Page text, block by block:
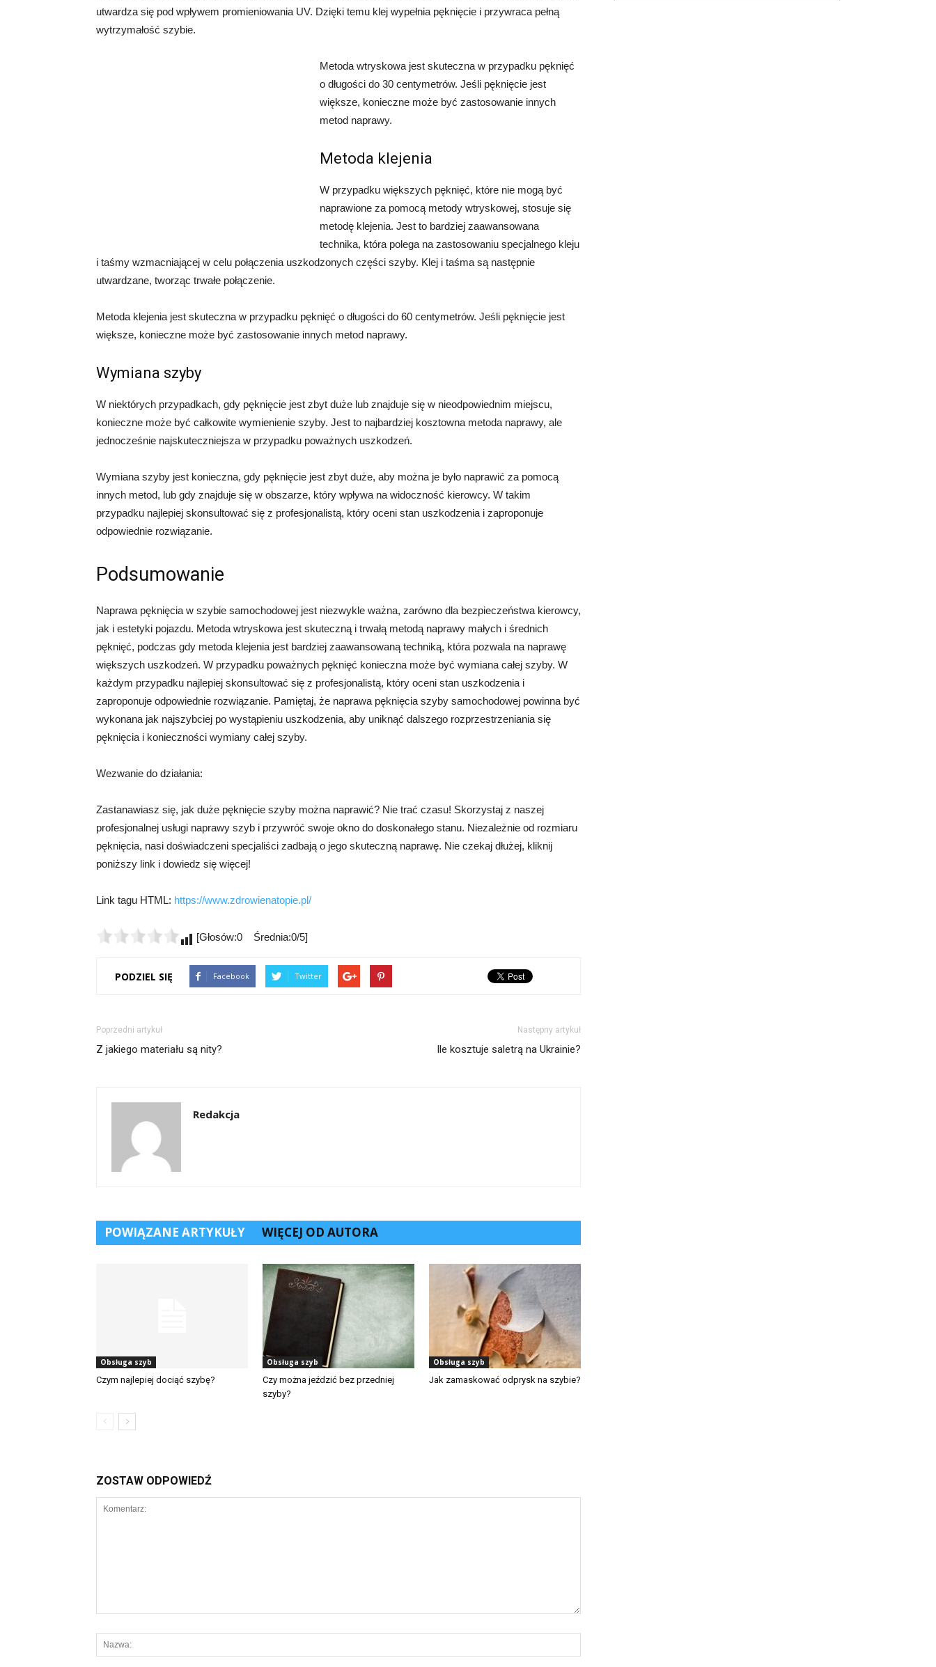
utwardza się pod wpływem promieniowania UV. Dzięki temu klej wypełnia pęknięcie i przywraca pełną
wytrzymałość szybie.
Metoda wtryskowa jest skuteczna w przypadku pęknięć
o długości do 30 centymetrów. Jeśli pęknięcie jest
większe, konieczne może być zastosowanie innych
metod naprawy.
Metoda klejenia
W przypadku większych pęknięć, które nie mogą być
naprawione za pomocą metody wtryskowej, stosuje się
metodę klejenia. Jest to bardziej zaawansowana
technika, która polega na zastosowaniu specjalnego kleju
i taśmy wzmacniającej w celu połączenia uszkodzonych części szyby. Klej i taśma są następnie
utwardzane, tworząc trwałe połączenie.
Metoda klejenia jest skuteczna w przypadku pęknięć o długości do 60 centymetrów. Jeśli pęknięcie jest
większe, konieczne może być zastosowanie innych metod naprawy.
Wymiana szyby
W niektórych przypadkach, gdy pęknięcie jest zbyt duże lub znajduje się w nieodpowiednim miejscu,
konieczne może być całkowite wymienienie szyby. Jest to najbardziej kosztowna metoda naprawy, ale
jednocześnie najskuteczniejsza w przypadku poważnych uszkodzeń.
Wymiana szyby jest konieczna, gdy pęknięcie jest zbyt duże, aby można je było naprawić za pomocą
innych metod, lub gdy znajduje się w obszarze, który wpływa na widoczność kierowcy. W takim
przypadku najlepiej skonsultować się z profesjonalistą, który oceni stan uszkodzenia i zaproponuje
odpowiednie rozwiązanie.
Podsumowanie
Naprawa pęknięcia w szybie samochodowej jest niezwykle ważna, zarówno dla bezpieczeństwa kierowcy,
jak i estetyki pojazdu. Metoda wtryskowa jest skuteczną i trwałą metodą naprawy małych i średnich
pęknięć, podczas gdy metoda klejenia jest bardziej zaawansowaną techniką, która pozwala na naprawę
większych uszkodzeń. W przypadku poważnych pęknięć konieczna może być wymiana całej szyby. W
każdym przypadku najlepiej skonsultować się z profesjonalistą, który oceni stan uszkodzenia i
zaproponuje odpowiednie rozwiązanie. Pamiętaj, że naprawa pęknięcia szyby samochodowej powinna być
wykonana jak najszybciej po wystąpieniu uszkodzenia, aby uniknąć dalszego rozprzestrzeniania się
pęknięcia i konieczności wymiany całej szyby.
Wezwanie do działania:
Zastanawiasz się, jak duże pęknięcie szyby można naprawić? Nie trać czasu! Skorzystaj z naszej
profesjonalnej usługi naprawy szyb i przywróć swoje okno do doskonałego stanu. Niezależnie od rozmiaru
pęknięcia, nasi doświadczeni specjaliści zadbają o jego skuteczną naprawę. Nie czekaj dłużej, kliknij
poniższy link i dowiedz się więcej!
Link tagu HTML: https://www.zdrowienatopie.pl/
[Głosów:0 Średnia:0/5]
PODZIEL SIĘ Facebook Twitter
Poprzedni artykuł
Z jakiego materiału są nity?
Następny artykuł
Ile kosztuje saletrą na Ukrainie?
Redakcja
POWIĄZANE ARTYKUŁY WIĘCEJ OD AUTORA
Obsługa szyb
Czym najlepiej dociąć szybę?
Obsługa szyb
Czy można jeździć bez przedniej
szyby?
Obsługa szyb
Jak zamaskować odprysk na szybie?
ZOSTAW ODPOWIEDŹ